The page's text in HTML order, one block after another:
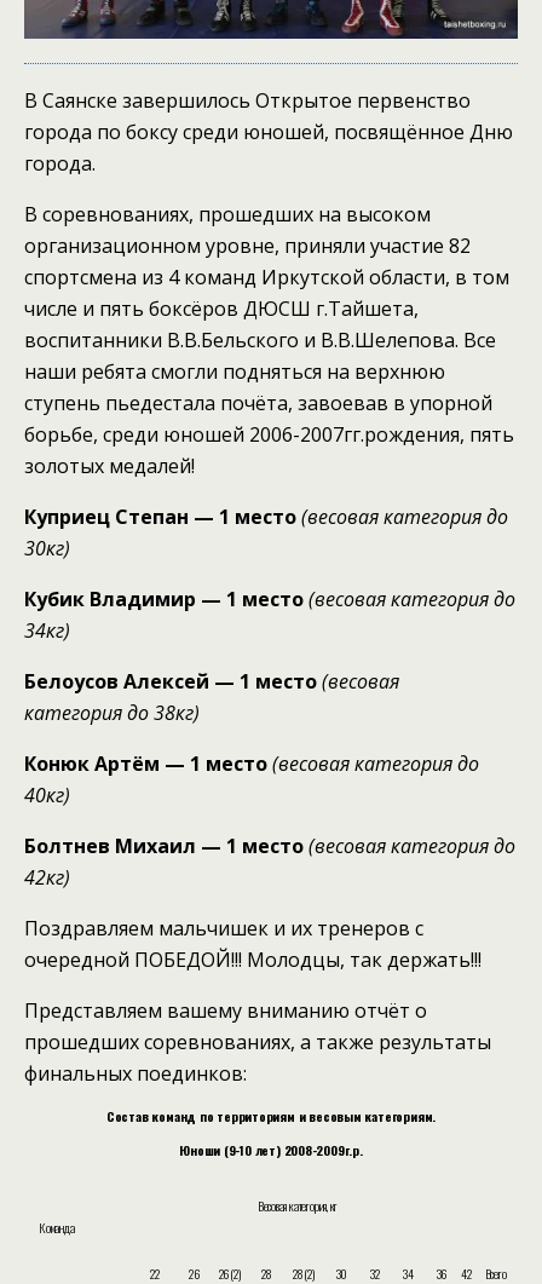
В Саянске завершилось Открытое первенство
города по боксу среди юношей, посвящённое Дню
города.
В соревнованиях, прошедших на высоком
организационном уровне, приняли участие 82
спортсмена из 4 команд Иркутской области, в том
числе и пять боксёров ДЮСШ г.Тайшета,
воспитанники В.В.Бельского и В.В.Шелепова. Все
наши ребята смогли подняться на верхнюю
ступень пьедестала почёта, завоевав в упорной
борьбе, среди юношей 2006-2007гг.рождения, пять
золотых медалей!
Куприец Степан — 1 место(весовая категория до
30кг)
Кубик Владимир — 1 место(весовая категория до
34кг)
Белоусов Алексей — 1 место(весовая
категория до 38кг)
КонюкАртём — 1 место(весовая категория до
40кг)
Болтнев Михаил — 1 место(весовая категория до
42кг)
Поздравляем мальчишек и их тренеров с
очередной ПОБЕДОЙ!!! Молодцы, так держать!!!
Представляем вашему вниманию отчёт о
прошедших соревнованиях, а также результаты
финальных поединков:
Состав команд по территориям и весовым категориям.
Юноши (9-10 лет) 2008-2009г.р.
Команда
Весовая категория, кг
22 26 26(2) 28 28(2) 30 32 34 36 42 Всего